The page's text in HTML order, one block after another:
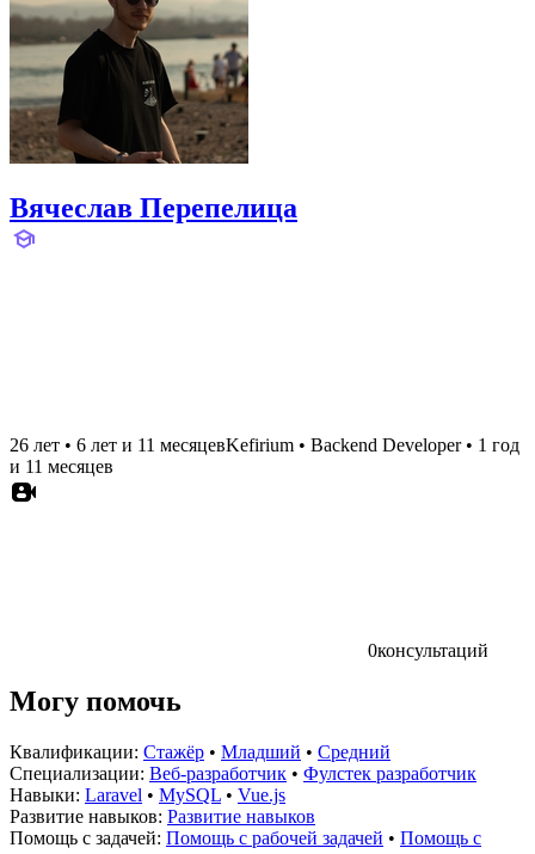
Вячеслав Перепелица
26 лет • 6 лет и 11 месяцевKefirium • Backend Developer• 1 год
и 11 месяцев
0консультаций
Могу помочь
Квалификации: Стажёр • Младший • Средний
Специализации: Веб-разработчик • Фулстек разработчик
Навыки: Laravel • MySQL • Vue.js
Развитие навыков: Развитие навыков
Помощь с задачей: Помощь с рабочей задачей • Помощь с